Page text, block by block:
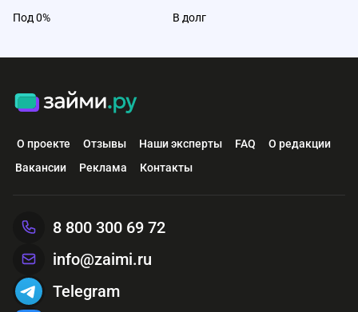
Под 0%
В долг
О проекте Отзывы Наши эксперты FAQ
О редакции
Вакансии
Реклама Контакты
8 800 300 69 72
info@zaimi.ru
Telegram